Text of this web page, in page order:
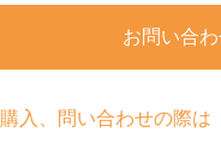
お問い合
購入、問い合わせの際は